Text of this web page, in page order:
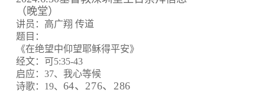
（晚堂）
讲员：高广翔 传道
题目：
《在绝望中仰望耶稣得平安》
经文：可5:35-43
启应：37、我心等候
诗歌：19、 64、276、 286